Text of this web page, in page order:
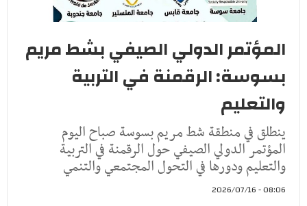
المؤتمر الدولي الصيفي بشط مريم
بسوسة: الرقمنة في التربية
والتعليم
ينطلق في منطقة شط مريم بسوسة صباح اليوم
المؤتمر الدولي الصيفي حول الرقمنة في التربية
والتعليم ودورها في التحول المجتمعي والتنمي
08:06 - 2026/07/16